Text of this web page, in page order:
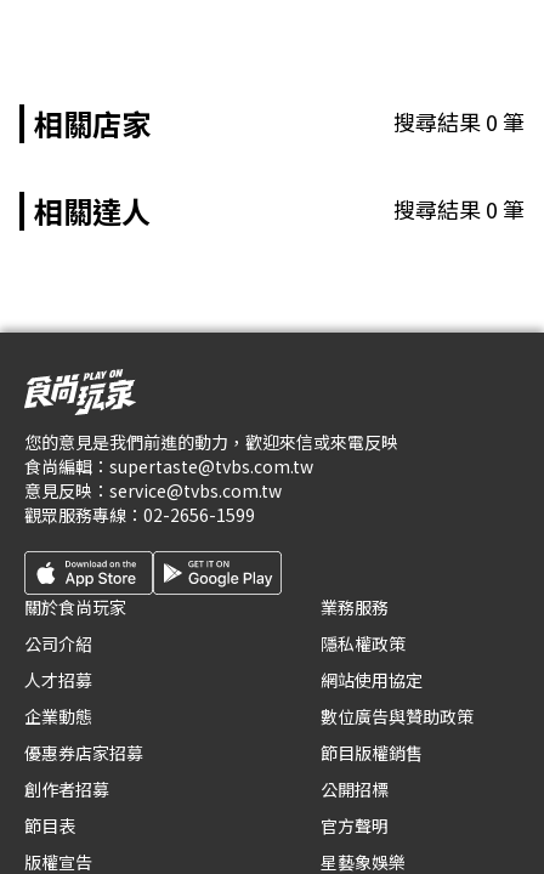
相關店家 搜尋結果0筆
相關達人 搜尋結果0筆
您的意見是我們前進的動力，歡迎來信或來電反映
食尚編輯： supertaste@tvbs.com.tw
意見反映： service@tvbs.com.tw
觀眾服務專線： 02-2656-1599
關於食尚玩家
公司介紹
人才招募
企業動態
優惠券店家招募
創作者招募
節目表
版權宣告
業務服務
隱私權政策
網站使用協定
數位廣告與贊助政策
節目版權銷售
公開招標
官方聲明
星藝象娛樂